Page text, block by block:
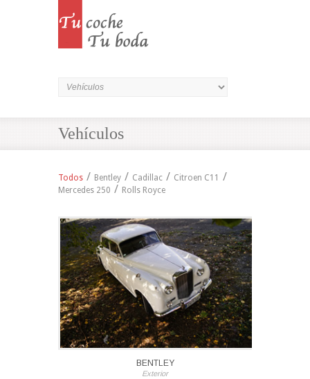
Vehículos
Todos / Bentley / Cadillac / Citroen C11 /
Mercedes 250 / Rolls Royce
BENTLEY
Exterior